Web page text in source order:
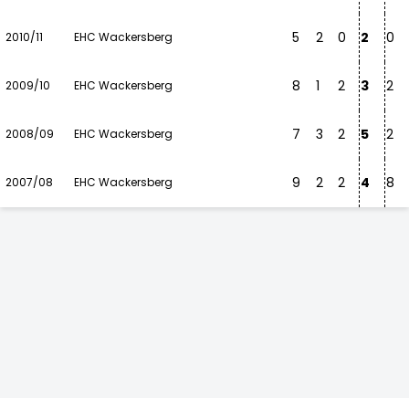
2010/11 EHC Wackersberg 5 2 0 2 0
2009/10 EHC Wackersberg 8 1 2 3 2
2008/09 EHC Wackersberg 7 3 2 5 2
2007/08 EHC Wackersberg 9 2 2 4 8